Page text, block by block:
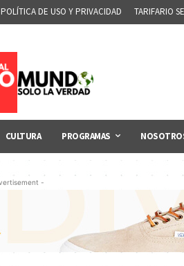
POLÍTICA DE USO Y PRIVACIDAD TARIFARIO
CULTURA PROGRAMAS
-